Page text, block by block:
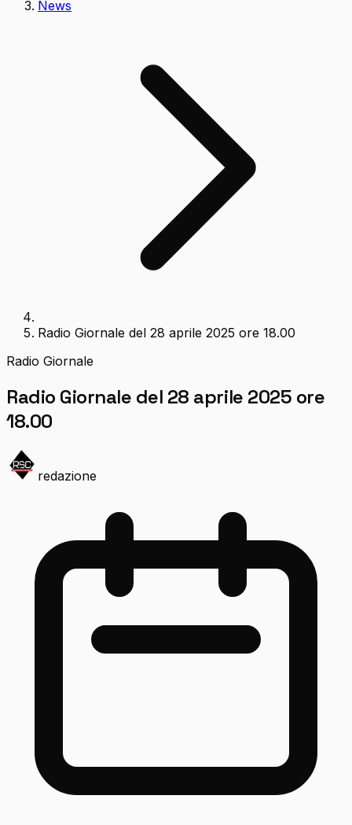
News
Radio Giornale del 28 aprile 2025 ore 18.00
Radio Giornale
Radio Giornale del 28 aprile 2025 ore
18.00
redazione